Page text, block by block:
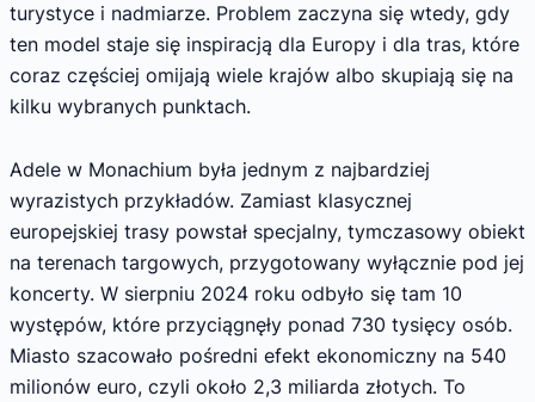
turystyce i nadmiarze. Problem zaczyna się wtedy, gdy
ten model staje się inspiracją dla Europy i dla tras, które
coraz częściej omijają wiele krajów albo skupiają się na
kilku wybranych punktach.
Adele w Monachium była jednym z najbardziej
wyrazistych przykładów. Zamiast klasycznej
europejskiej trasy powstał specjalny, tymczasowy obiekt
na terenach targowych, przygotowany wyłącznie pod jej
koncerty. W sierpniu 2024 roku odbyło się tam 10
występów, które przyciągnęły ponad 730 tysięcy osób.
Miasto szacowało pośredni efekt ekonomiczny na 540
milionów euro, czyli około 2,3 miliarda złotych. To